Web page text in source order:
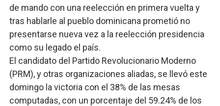
Más de 180 dirigentes sindicales de las Américas se
de mando con una reelección en primera vuelta y
tras hablarle al pueblo dominicana prometió no
presentarse nueva vez a la reelección presidencia
como su legado el país.
El candidato del Partido Revolucionario Moderno
(PRM), y otras organizaciones aliadas, se llevó este
domingo la victoria con el 38% de las mesas
computadas, con un porcentaje del 59.24% de los